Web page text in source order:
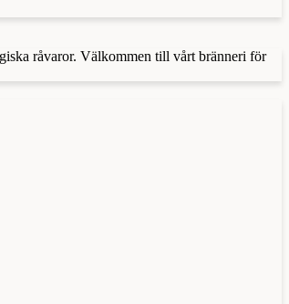
råvaror. Välkommen till vårt bränneri för